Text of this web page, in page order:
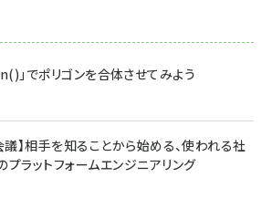
」でポリゴンを合体させてみよう
議】相手を知ることから始める、使われる社
ラットフォームエンジニアリング